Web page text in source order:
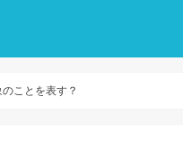
ことを表す？